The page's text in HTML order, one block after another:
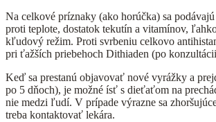
Na celkové príznaky (ako horúčka) sa
proti teplote, dostatok tekutín a vitamínov,
kľudový režim. Proti svrbeniu celkovo
pri ťažších priebehoch Dithiaden (po
Keď sa prestanú objavovať nové vyrážky a
po 5 dňoch), je možné ísť s dieťaťom na
nie medzi ľudí. V prípade výrazne sa
treba kontaktovať lekára.